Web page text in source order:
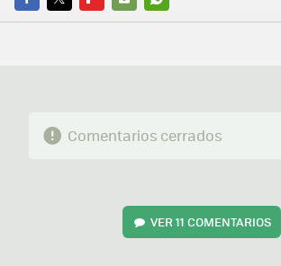
FACEBOOK
TWITTERFLIPBOARD
E-
WHATSAPP
Comentarios cerrados
VER11 COMENTARIOS